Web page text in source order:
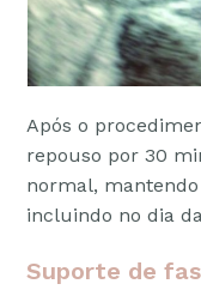
Após o
repouso por 30
normal,
incluindo no dia
Suporte de